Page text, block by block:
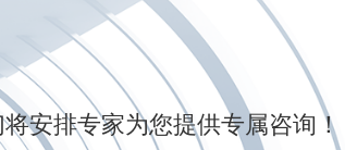
安排专家为您提供专属咨询！